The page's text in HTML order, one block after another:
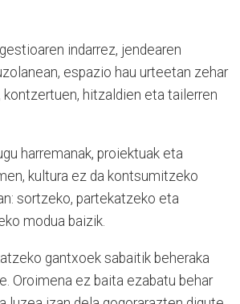
indarrez, jendearen
espazio hau urteetan zehar
kontzertuen, hitzaldien eta tailerren
harremanak, proiektuak eta
kultura ez da kontsumitzeko
sortzeko, partekatzeko eta
modua baizik.
gantxoek sabaitik beheraka
Oroimena ez baita ezabatu behar